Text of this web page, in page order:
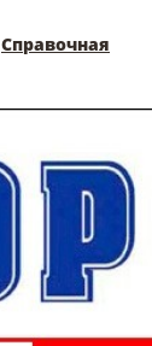
Справочная